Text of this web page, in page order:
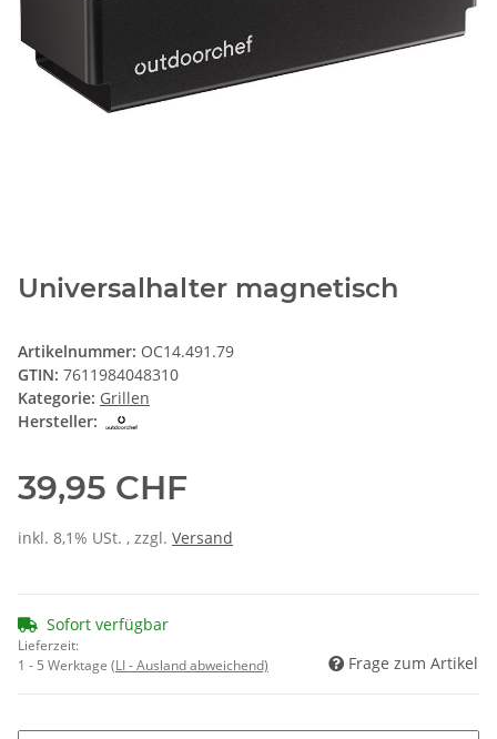
Universalhalter magnetisch
Artikelnummer: OC14.491.79
GTIN: 7611984048310
Kategorie: Grillen
Hersteller:
39,95 CHF
inkl. 8,1% USt. , zzgl. Versand
Sofort verfügbar
Lieferzeit:
1 - 5 Werktage (LI - Ausland abweichend) Frage zum Artikel